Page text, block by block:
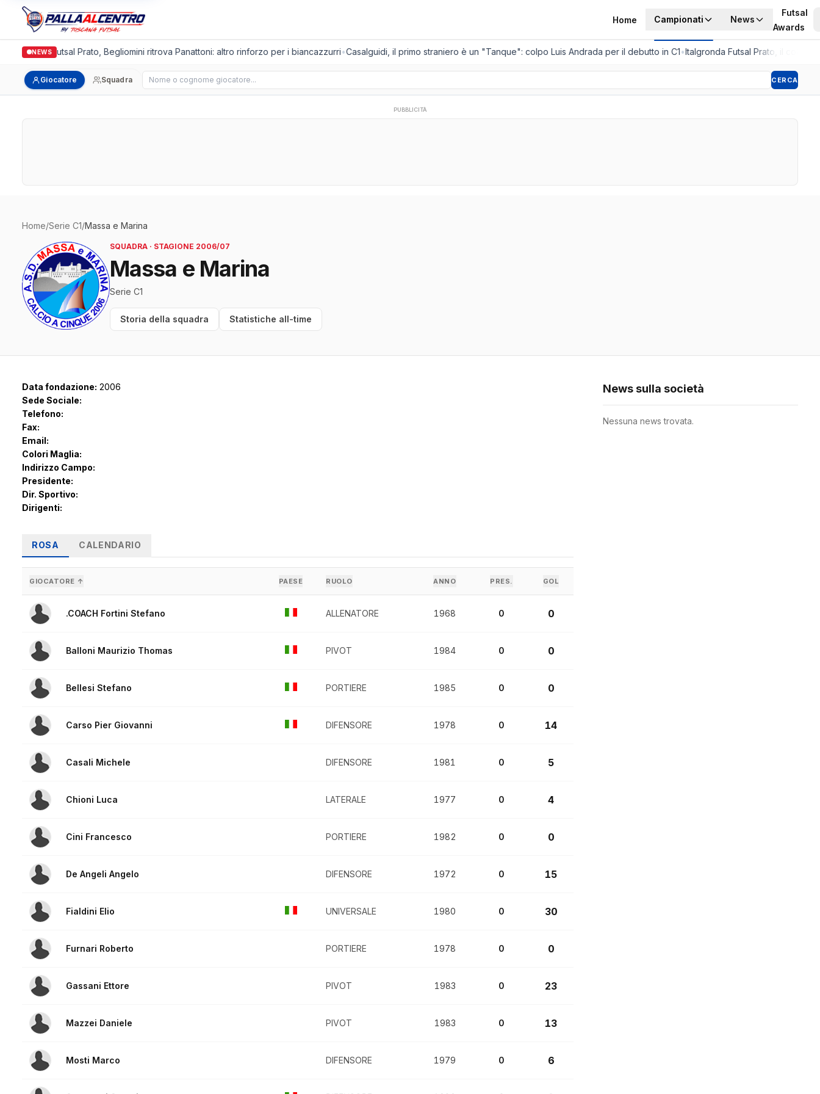
Home Campionati News
Futsal
Awards
NEWS
Italgronda Futsal Prato, Begliomini ritrova Panattoni: altro rinforzo per i biancazzurri•Casalguidi, il primo straniero è un "Tanque": colpo Luis Andrada per il debutto in C1•Italgronda Futsal Prato, il colpo
Giocatore Squadra Cerca giocatore CERCA
PUBBLICITÀ
Home/Serie C1/Massa e Marina
SQUADRA · STAGIONE 2006/07
Massa e Marina
Serie C1
Storia della squadra Statistiche all-time
Data fondazione: 2006
Sede Sociale:
Telefono:
Fax:
Email:
Colori Maglia:
Indirizzo Campo:
Presidente:
Dir. Sportivo:
Dirigenti:
ROSA CALENDARIO
GIOCATORE ↑ PAESE RUOLO ANNO PRES. GOL
.COACH Fortini Stefano ALLENATORE 1968 0 0
Balloni Maurizio Thomas PIVOT 1984 0 0
Bellesi Stefano PORTIERE 1985 0 0
Carso Pier Giovanni DIFENSORE 1978 0 14
Casali Michele DIFENSORE 1981 0 5
Chioni Luca LATERALE 1977 0 4
Cini Francesco PORTIERE 1982 0 0
De Angeli Angelo DIFENSORE 1972 0 15
Fialdini Elio UNIVERSALE 1980 0 30
Furnari Roberto PORTIERE 1978 0 0
Gassani Ettore PIVOT 1983 0 23
Mazzei Daniele PIVOT 1983 0 13
Mosti Marco DIFENSORE 1979 0 6
News sulla società
Nessuna news trovata.